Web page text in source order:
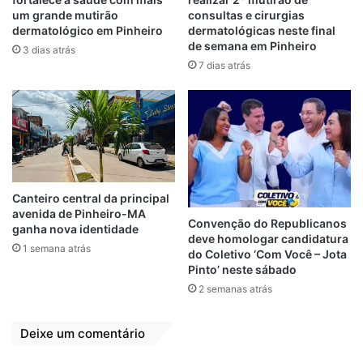
(Unidades de Pronto Atendimento) com
saturação 76% e cerca de 80% do pulmão
comprometido. Ele necessita de uma vaga
em hospital de alta complexidade, mas não
encontra. Parte-nos o coração quando
vemos o governador do Maranhão, Flávio
Dino, falar sobre combate à Covid-19. Isso
nos decepciona muito. Cinco bilhões vindos
para o Estado do Maranhão e você tem que
ver parentes morrerem ou agonizando em
UPA’s Estado a fora”, desabafou o vereador
Francisco Chaguinhas.
Francisco Chaguinhas finalizou seu
discurso deixando a Câmara em silêncio ao
Municipal para se pronunciar sobre a
um grande mutirão
dermatológico em Pinheiro
3 dias atrás
consultas e cirurgias
dermatológicas neste final
de semana em Pinheiro
7 dias atrás
Canteiro central da principal
avenida de Pinheiro-MA
ganha nova identidade
1 semana atrás
Convenção do Republicanos
deve homologar candidatura
do Coletivo ‘Com Você – Jota
Pinto’ neste sábado
2 semanas atrás
Deixe um comentário